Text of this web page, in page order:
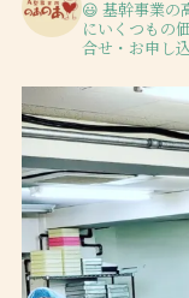
😃 基幹事業の
にいくつもの
合せ・お申し